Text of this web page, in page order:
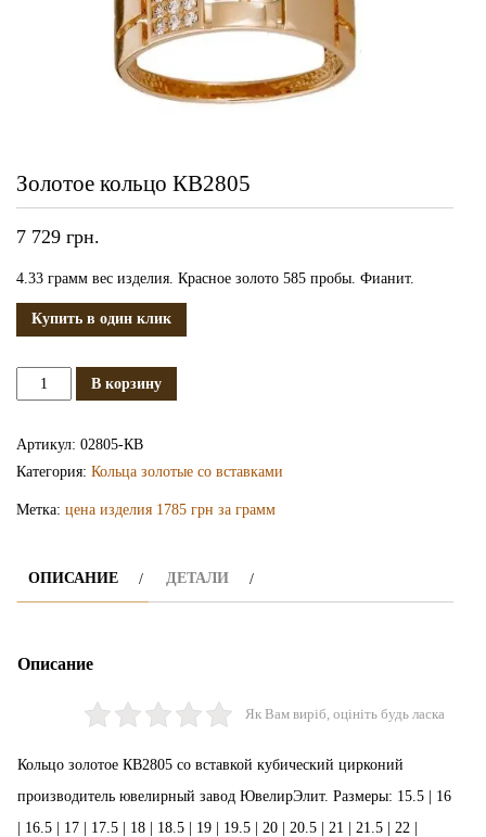
Золотое кольцо КВ2805
7 729 грн.
4.33 грамм вес изделия. Красное золото 585 пробы. Фианит.
Купить в один клик
КоличествоВ корзину
Артикул: 02805-КВ
Категория: Кольца золотые со вставками
Метка: цена изделия 1785 грн за грамм
ОПИСАНИЕ ДЕТАЛИ
Описание
Як Вам виріб, оцініть будь ласка
Кольцо золотое КВ2805 со вставкой кубический цирконий
производитель ювелирный завод ЮвелирЭлит. Размеры: 15.5 | 16
| 16.5 | 17 | 17.5 | 18 | 18.5 | 19 | 19.5 | 20 | 20.5 | 21 | 21.5 | 22 |